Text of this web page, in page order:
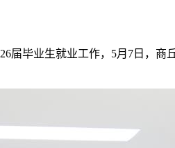
届毕业生就业工作，5月7日，商